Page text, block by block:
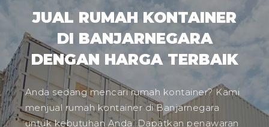
JUAL RUMAH KONTAINER
DI BANJARNEGARA
DENGAN HARGA TERBAIK
Anda sedang mencari rumah kontainer? Kami
menjual rumah kontainer di Banjarnegara
untuk kebutuhan Anda. Dapatkan penawaran